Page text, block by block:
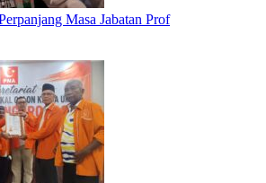
Masa Jabatan Prof